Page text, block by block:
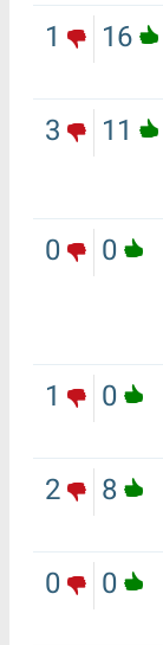
16
1
11
3
0
0
0
1
8
2
0
0